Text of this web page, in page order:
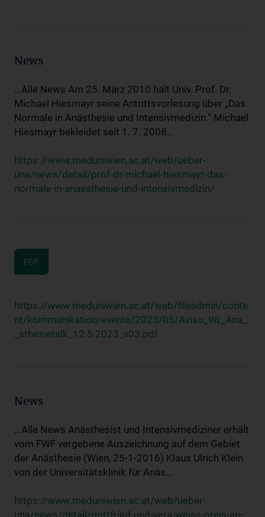
News
...Alle News Am 25. März 2010 hält Univ. Prof. Dr.
Michael Hiesmayr seine Antrittsvorlesung über „Das
Normale in Anästhesie und Intensivmedizin.“ Michael
Hiesmayr bekleidet seit 1. 7. 2008...
https://www.meduniwien.ac.at/web/ueber-
uns/news/detail/prof-dr-michael-hiesmayr-das-
normale-in-anaesthesie-und-intensivmedizin/
PDF
https://www.meduniwien.ac.at/web/fileadmin/conte
nt/kommunikation/events/2023/05/Aviso_Wr_Ana_
_sthesietalk_12.5.2023_v03.pdf
News
...Alle News Anästhesist und Intensivmediziner erhält
vom FWF vergebene Auszeichnung auf dem Gebiet
der Anästhesie (Wien, 25-1-2016) Klaus Ulrich Klein
von der Universitätsklinik für Anäs...
https://www.meduniwien.ac.at/web/ueber-
uns/news/detail/gottfried-und-vera-weiss-preis-an-